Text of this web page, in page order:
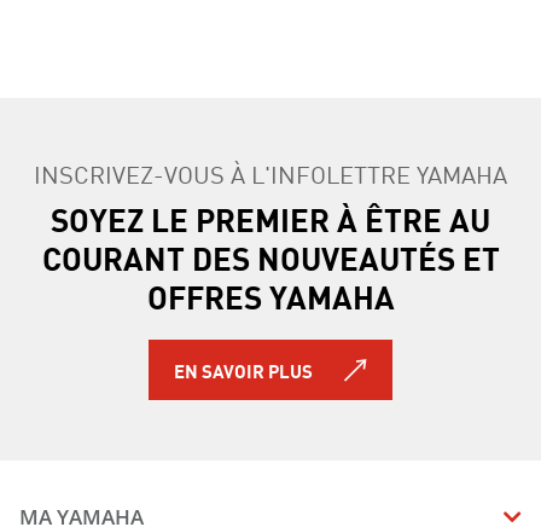
INSCRIVEZ-VOUS À L'INFOLETTRE YAMAHA
SOYEZ LE PREMIER À ÊTRE AU
COURANT DES NOUVEAUTÉS ET
OFFRES YAMAHA
EN SAVOIR PLUS
MA YAMAHA